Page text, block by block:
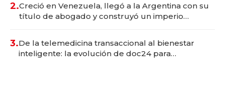
2.Creció en Venezuela, llegó a la Argentina con su
título de abogado y construyó un imperio
3.De la telemedicina transaccional al bienestar
inteligente: la evolución de doc24 para